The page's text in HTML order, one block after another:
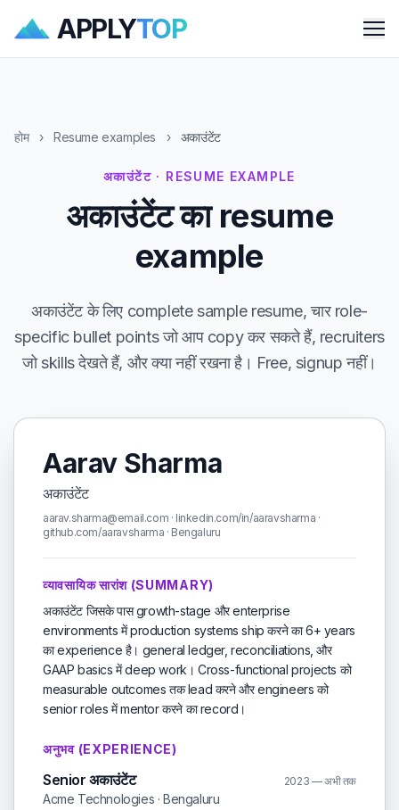
APPLYTOP
होम › Resume examples › अकाउंटेंट
अकाउंटेंट · RESUME EXAMPLE
अकाउंटेंट का resume
example
अकाउंटेंट के लिए complete sample resume, चार role-
specific bullet points जो आप copy कर सकते हैं, recruiters
जो skills देखते हैं, और क्या नहीं रखना है। Free, signup नहीं।
Aarav Sharma
अकाउंटेंट
aarav.sharma@email.com · linkedin.com/in/aaravsharma ·
github.com/aaravsharma · Bengaluru
व्यावसायिक सारांश (SUMMARY)
अकाउंटेंट जिसके पास growth-stage और enterprise
environments में production systems ship करने का 6+ years
का experience है। general ledger, reconciliations, और
GAAP basics में deep work। Cross-functional projects को
measurable outcomes तक lead करने और engineers को
senior roles में mentor करने का record।
अनुभव (EXPERIENCE)
Senior अकाउंटेंट 2023 — अभी तक
Acme Technologies · Bengaluru